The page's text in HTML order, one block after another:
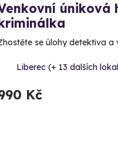
úniková
se úlohy detektiva
Liberec (+ 13 dalších
Kč